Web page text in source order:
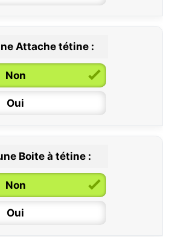
0 / 6 mois
6 / 36 mois
Attache tétine :
Non
Oui
Boite à tétine :
Non
Oui